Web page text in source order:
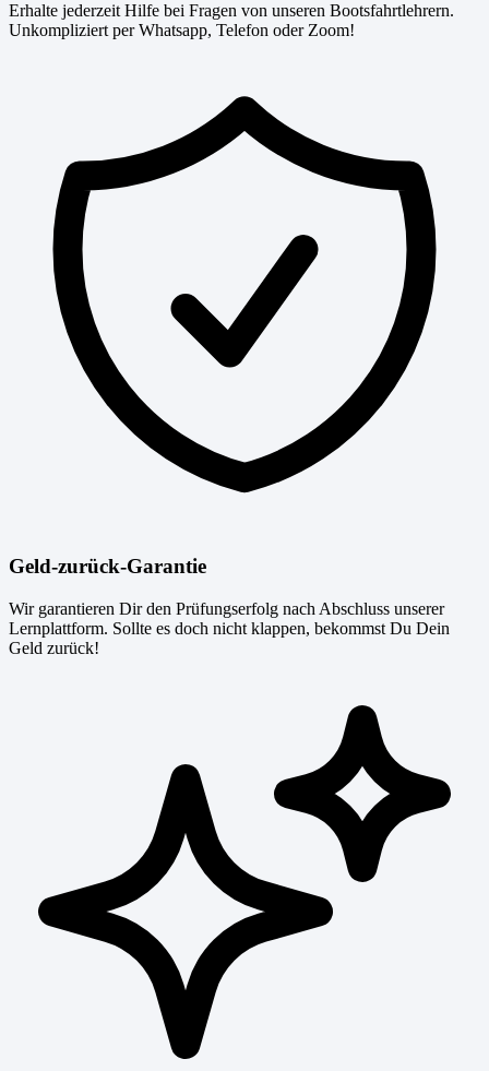
Erhalte jederzeit Hilfe bei Fragen von unseren Bootsfahrtlehrern.
Unkompliziert per Whatsapp, Telefon oder Zoom!
Geld-zurück-Garantie
Wir garantieren Dir den Prüfungserfolg nach Abschluss unserer
Lernplattform. Sollte es doch nicht klappen, bekommst Du Dein
Geld zurück!